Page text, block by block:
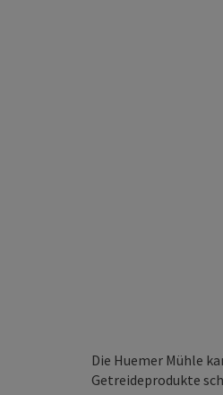
Die Huemer Mühle
Getreideprodukte